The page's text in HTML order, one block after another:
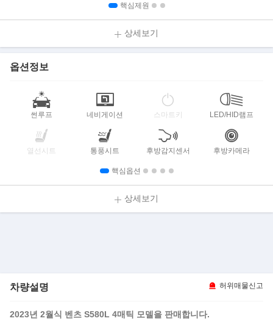
핵심제원
상세보기
옵션정보
썬루프 네비게이션 스마트키 LED/HID램프
열선시트 통풍시트 후방감지센서 후방카메라
핵심옵션
상세보기
차량설명 허위매물신고
2023년 2월식 벤츠 S580L 4매틱 모델을 판매합니다.